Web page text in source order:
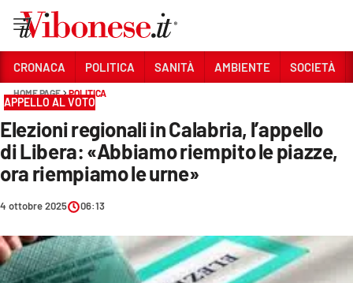
Sezioni
CRONACA
POLITICA
SOCIETÀ
CRONACA POLITICA SANITÀ AMBIENTE SOCIETÀ
HOME PAGE POLITICA
APPELLO AL VOTO
Elezioni regionali in Calabria, l’appello
di Libera: «Abbiamo riempito le piazze,
ora riempiamo le urne»
4 ottobre 2025 06:13